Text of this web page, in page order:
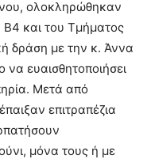
ολοκληρώθηκαν
Β4 και του Τμήματος
δράση με την κ. Άννα
ευαισθητοποιήσει
Μετά από
επιτραπέζια
μόνα τους ή με